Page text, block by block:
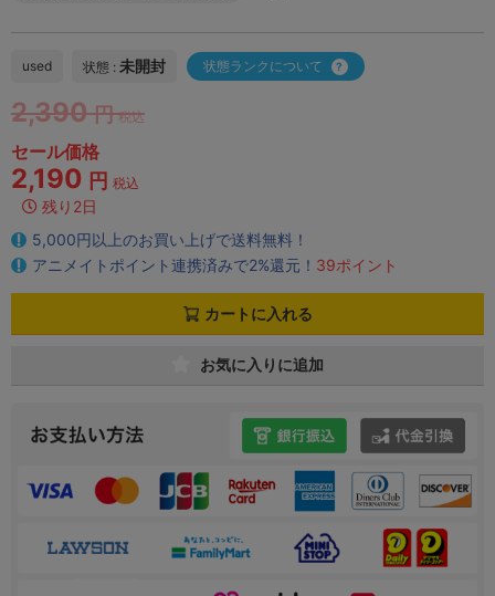
used 状態 : 未開封 状態ランクについて
2,390 円 税込
セール価格
2,190 円 税込
残り2日
5,000円以上のお買い上げで送料無料！
アニメイトポイント連携済みで2%還元！ 39ポイント
カートに入れる
お気に入りに追加